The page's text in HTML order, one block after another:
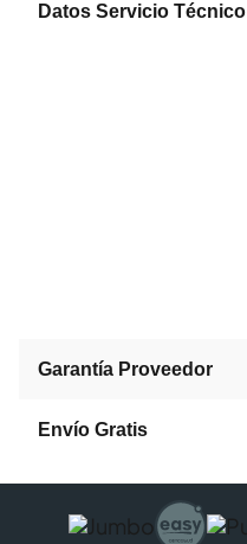
Datos Servicio Técnico
Garantía Proveedor
Envío Gratis